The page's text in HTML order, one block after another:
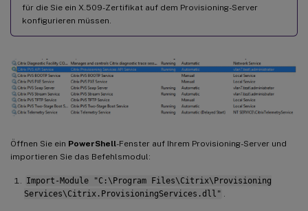
für die Sie ein X.509-Zertifikat auf dem Provisioning-Server
konfigurieren müssen.
Öffnen Sie ein PowerShell-Fenster auf Ihrem Provisioning-Server und
importieren Sie das Befehlsmodul:
Import-Module "C:\Program Files\Citrix\Provisioning
Services\Citrix.ProvisioningServices.dll" .